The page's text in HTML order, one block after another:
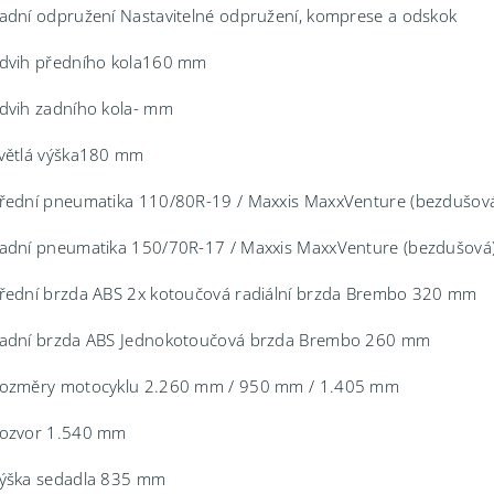
odpružení Nastavitelné odpružení, komprese a odskok
předního kola160 mm
zadního kola- mm
výška180 mm
pneumatika 110/80R-19 / Maxxis MaxxVenture
pneumatika 150/70R-17 / Maxxis MaxxVenture
brzda ABS 2x kotoučová radiální brzda Brembo 320 mm
brzda ABS Jednokotoučová brzda Brembo 260 mm
motocyklu 2.260 mm / 950 mm / 1.405 mm
1.540 mm
sedadla 835 mm